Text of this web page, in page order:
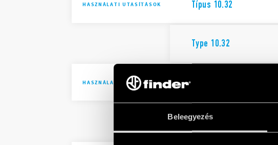
Beleegyezés
HASZNÁLATI UTASÍTÁSOK Típus 10.32
Type 10.32
HASZNÁLATI UTASÍTÁSOK
Type 10.42